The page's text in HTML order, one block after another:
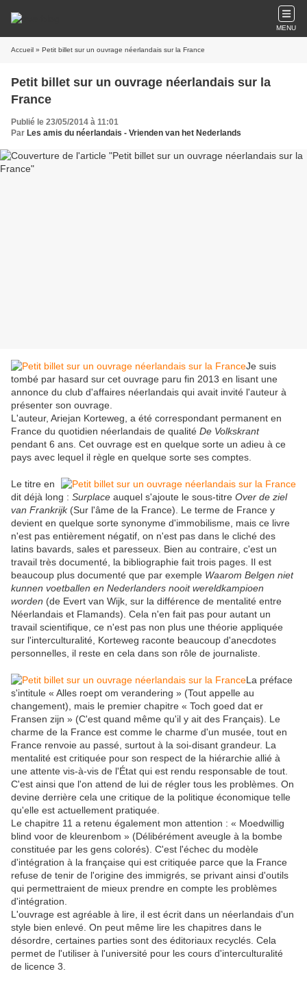
MENU
Accueil » Petit billet sur un ouvrage néerlandais sur la France
Petit billet sur un ouvrage néerlandais sur la
France
Publié le 23/05/2014 à 11:01
Par Les amis du néerlandais - Vrienden van het Nederlands
Je suis
tombé par hasard sur cet ouvrage paru fin 2013 en lisant une
annonce du club d'affaires néerlandais qui avait invité l'auteur à
présenter son ouvrage.
L'auteur, Ariejan Korteweg, a été correspondant permanent en
France du quotidien néerlandais de qualité De Volkskrant
pendant 6 ans. Cet ouvrage est en quelque sorte un adieu à ce
pays avec lequel il règle en quelque sorte ses comptes.
Le titre en
dit déjà long : Surplace auquel s'ajoute le sous-titre Over de ziel
van Frankrijk(Sur l'âme de la France). Le terme de France y
devient en quelque sorte synonyme d'immobilisme, mais ce livre
n'est pas entièrement négatif, on n'est pas dans le cliché des
latins bavards, sales et paresseux. Bien au contraire, c'est un
travail très documenté, la bibliographie fait trois pages. Il est
beaucoup plus documenté que par exemple Waarom Belgen niet
kunnen voetballen en Nederlanders nooit wereldkampioen
worden (de Evert van Wijk, sur la différence de mentalité entre
Néerlandais et Flamands). Cela n'en fait pas pour autant un
travail scientifique, ce n'est pas non plus une théorie appliquée
sur l'interculturalité, Korteweg raconte beaucoup d'anecdotes
personnelles, il reste en cela dans son rôle de journaliste.
La préface
s'intitule « Alles roept om verandering » (Tout appelle au
changement), mais le premier chapitre « Toch goed dat er
Fransen zijn » (C'est quand même qu'il y ait des Français). Le
charme de la France est comme le charme d'un musée, tout en
France renvoie au passé, surtout à la soi-disant grandeur. La
mentalité est critiquée pour son respect de la hiérarchie allié à
une attente vis-à-vis de l'État qui est rendu responsable de tout.
C'est ainsi que l'on attend de lui de régler tous les problèmes. On
devine derrière cela une critique de la politique économique telle
qu'elle est actuellement pratiquée.
Le chapitre 11 a retenu également mon attention : « Moedwillig
blind voor de kleurenbom » (Délibérément aveugle à la bombe
constituée par les gens colorés). C'est l'échec du modèle
d'intégration à la française qui est critiquée parce que la France
refuse de tenir de l'origine des immigrés, se privant ainsi d'outils
qui permettraient de mieux prendre en compte les problèmes
d'intégration.
L'ouvrage est agréable à lire, il est écrit dans un néerlandais d'un
style bien enlevé. On peut même lire les chapitres dans le
désordre, certaines parties sont des éditoriaux recyclés. Cela
permet de l'utiliser à l'université pour les cours d'interculturalité
de licence 3.